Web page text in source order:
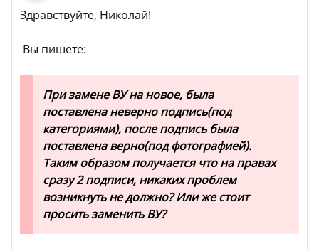
Здравствуйте, Николай!
Вы пишете:
При замене ВУ на новое, была
поставлена неверно подпись(под
категориями), после подпись была
поставлена верно(под фотографией).
Таким образом получается что на правах
сразу 2 подписи, никаких проблем
возникнуть не должно? Или же стоит
просить заменить ВУ?